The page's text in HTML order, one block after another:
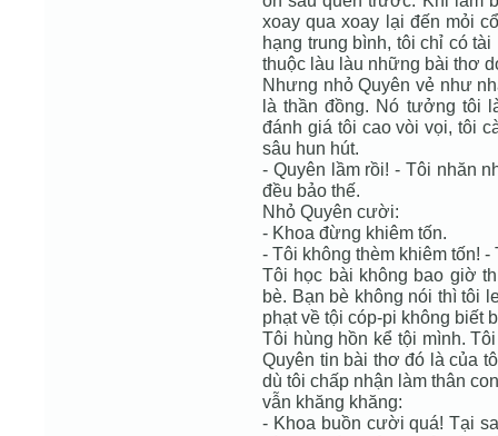
xoay qua xoay lại đến mỏi
hạng trung bình, tôi chỉ có
thuộc làu làu những bài thơ
Nhưng nhỏ Quyên vẻ như
là thần đồng. Nó tưởng tôi
đánh giá tôi cao vòi vọi, tôi
sâu hun hút.
- Quyên lầm rồi! - Tôi nhăn
đều bảo thế.
Nhỏ Quyên cười:
- Khoa đừng khiêm tốn.
- Tôi không thèm khiêm tốn!
Tôi học bài không bao giờ
bè. Bạn bè không nói thì tôi
phạt về tội cóp-pi không biết
Tôi hùng hồn kể tội mình.
Quyên tin bài thơ đó là của
dù tôi chấp nhận làm thân
vẫn khăng khăng:
- Khoa buồn cười quá! Tại